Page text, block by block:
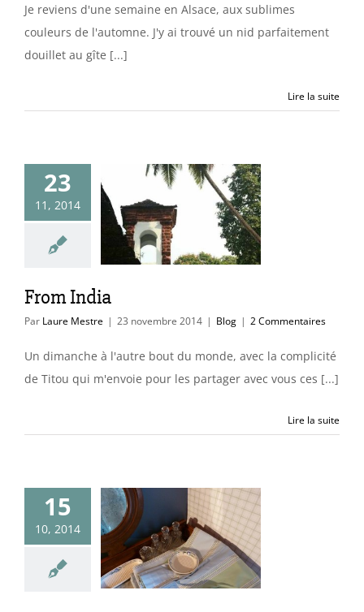
Je reviens d'une semaine en Alsace, aux sublimes
couleurs de l'automne. J'y ai trouvé un nid parfaitement
douillet au gîte [...]
Lire la suite
23
11, 2014
India
From India
Par Laure Mestre | 23 novembre 2014 | Blog | 2 Commentaires
Un dimanche à l'autre bout du monde, avec la complicité
de Titou qui m'envoie pour les partager avec vous ces [...]
Lire la suite
15
10, 2014
de
: bleu
et vert